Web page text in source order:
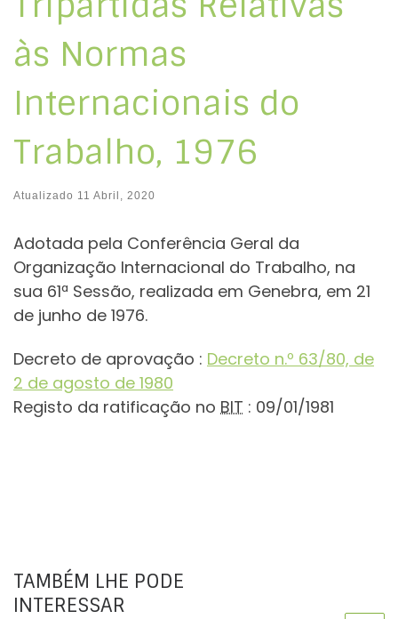
às Normas
Internacionais do
Trabalho, 1976
Atualizado 11 Abril, 2020
Adotada pela Conferência Geral da
Organização Internacional do Trabalho, na
sua 61ª Sessão, realizada em Genebra, em 21
de junho de 1976.
Decreto de aprovação : Decreto n.º 63/80, de
2 de agosto de 1980
Registo da ratificação no BIT : 09/01/1981
TAMBÉM LHE PODE
INTERESSAR